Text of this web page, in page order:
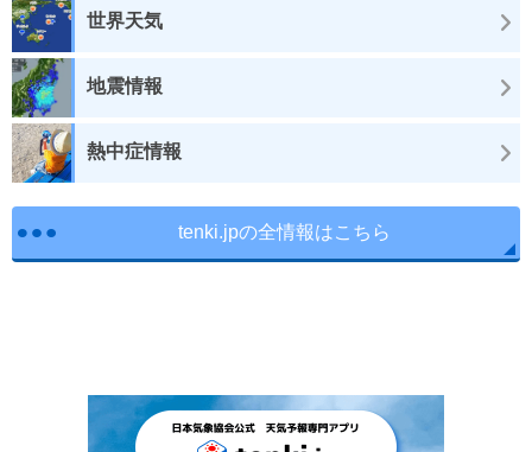
世界天気
地震情報
熱中症情報
tenki.jpの全情報はこちら